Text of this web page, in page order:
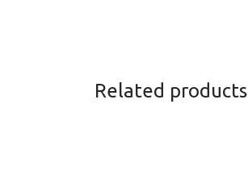
Related products